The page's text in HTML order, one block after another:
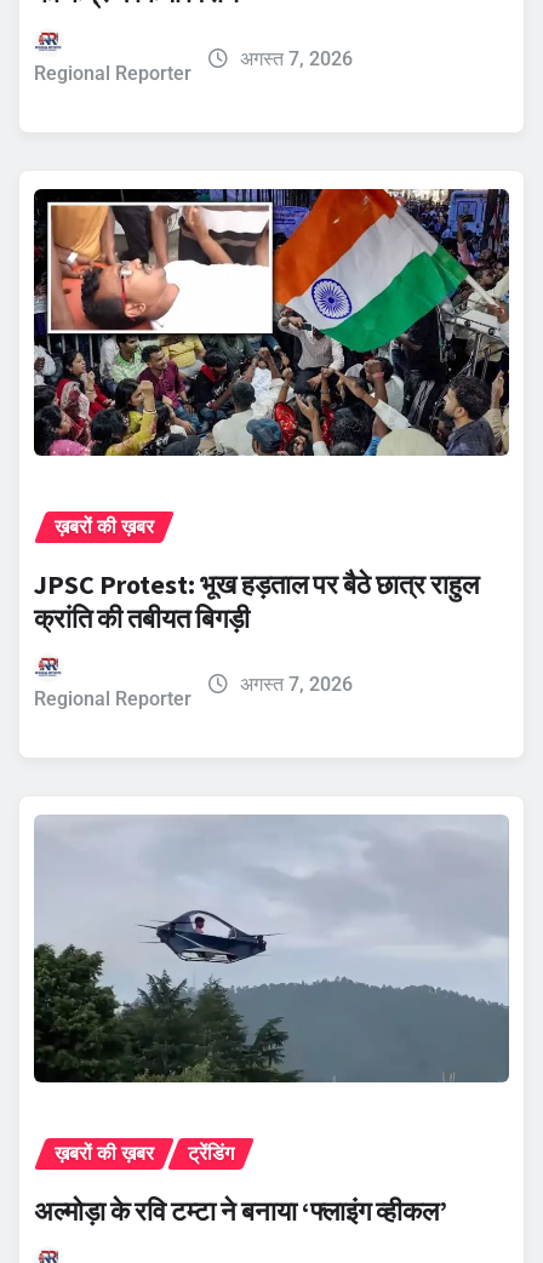
Regional Reporter
अगस्त 7, 2026
ख़बरों की ख़बर
JPSC Protest: भूख हड़ताल पर बैठे छात्र राहुल
क्रांति की तबीयत बिगड़ी
Regional Reporter
अगस्त 7, 2026
ख़बरों की ख़बर ट्रेंडिंग
अल्मोड़ा के रवि टम्टा ने बनाया ‘फ्लाइंग व्हीकल’